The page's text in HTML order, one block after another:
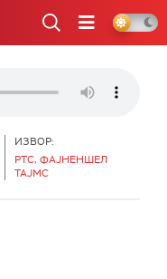
ИЗВОР:
РТС, ФАЈНЕНШЕЛ
ТАЈМС